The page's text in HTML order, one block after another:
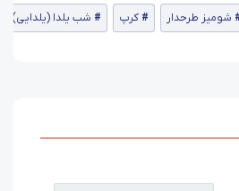
شومیز طرحدار کرپ شب یلدا (یلدایی)